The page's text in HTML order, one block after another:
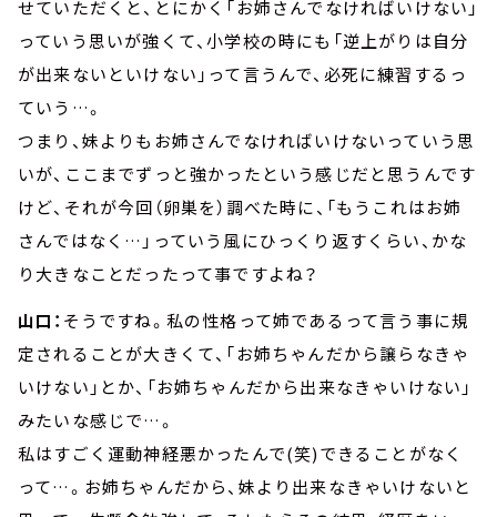
せていただくと、とにかく「お姉さんでなければいけない」
っていう思いが強くて、小学校の時にも「逆上がりは自分
が出来ないといけない」って言うんで、必死に練習するっ
ていう…。
つまり、妹よりもお姉さんでなければいけないっていう思
いが、ここまでずっと強かったという感じだと思うんです
けど、それが今回（卵巣を）調べた時に、「もうこれはお姉
さんではなく…」っていう風にひっくり返すくらい、かな
り大きなことだったって事ですよね？
山口： そうですね。私の性格って姉であるって言う事に規
定されることが大きくて、「お姉ちゃんだから譲らなきゃ
いけない」とか、「お姉ちゃんだから出来なきゃいけない」
みたいな感じで…。
私はすごく運動神経悪かったんで(笑)できることがなく
って…。お姉ちゃんだから、妹より出来なきゃいけないと